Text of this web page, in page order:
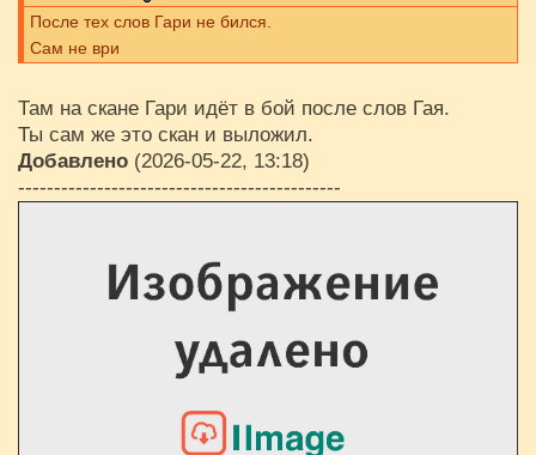
После тех слов Гари не бился.
Сам не ври
Там на скане Гари идёт в бой после слов Гая.
Ты сам же это скан и выложил.
Добавлено (2026-05-22, 13:18)
---------------------------------------------